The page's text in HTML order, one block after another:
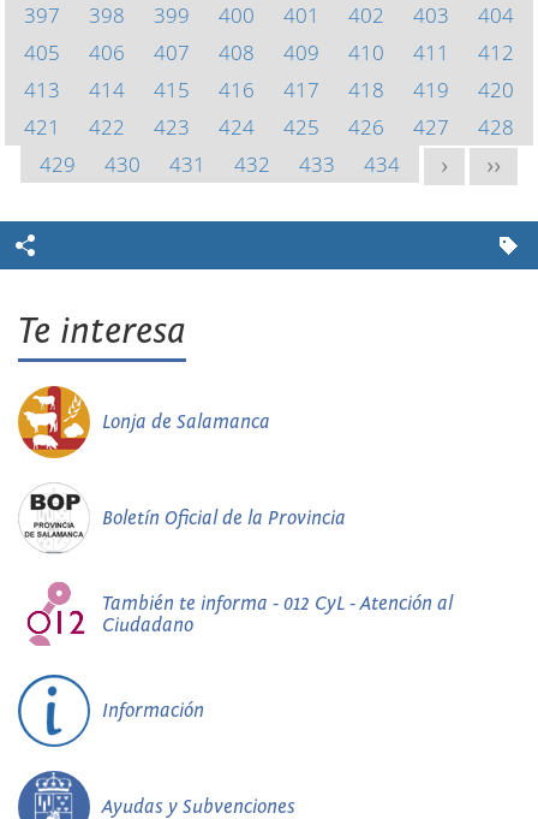
397
398 399 400 401 402 403
404
405
406 407 408 409 410 411
412
413
414 415 416 417 418 419
420
421
422 423 424 425 426 427
428
429
430 431 432 433 434 > >>
Te interesa
Lonja de Salamanca
Boletín Oficial de la Provincia
También te informa - 012 CyL - Atención al
Ciudadano
Información
Ayudas y Subvenciones